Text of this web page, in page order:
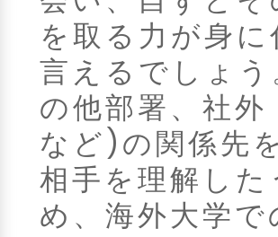
を取る力が身
言えるでしょ
の他部署、社
など)の関係先
相手を理解し
め、海外大学